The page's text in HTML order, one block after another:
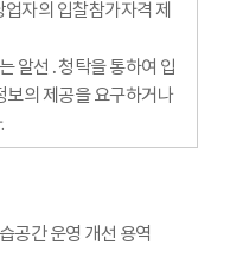
자의 입찰참가자격 제
알선․청탁을 통하여 입
보의 제공을 요구하거나
공간 운영 개선 용역